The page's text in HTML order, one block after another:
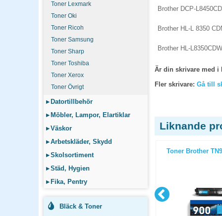
Toner Lexmark
Toner Oki
Toner Ricoh
Toner Samsung
Toner Sharp
Toner Toshiba
Toner Xerox
Toner Övrigt
▸ Datortillbehör
▸ Möbler, Lampor, Elartiklar
▸Väskor
▸Arbetskläder, Skydd
▸Skolsortiment
▸Städ, Hygien
▸ Fika, Pentry
Bläck & Toner
Brother DCP-
Brother HL-L 8350
Brother HL-L8350CDW
Är din skrivare med i
Fler skrivare: Gå till
Liknande
Toner Brother TN130Y 1,5k gul Toner Brother